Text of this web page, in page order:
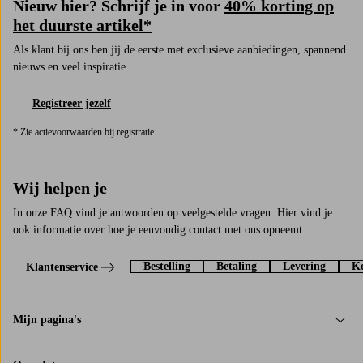
Nieuw hier? Schrijf je in voor 40% korting op
het duurste artikel*
Als klant bij ons ben jij de eerste met exclusieve aanbiedingen, spannend
nieuws en veel inspiratie.
Registreer jezelf
* Zie actievoorwaarden bij registratie
Wij helpen je
In onze FAQ vind je antwoorden op veelgestelde vragen. Hier vind je
ook informatie over hoe je eenvoudig contact met ons opneemt.
Klantenservice Bestelling Betaling Levering
Mijn pagina's